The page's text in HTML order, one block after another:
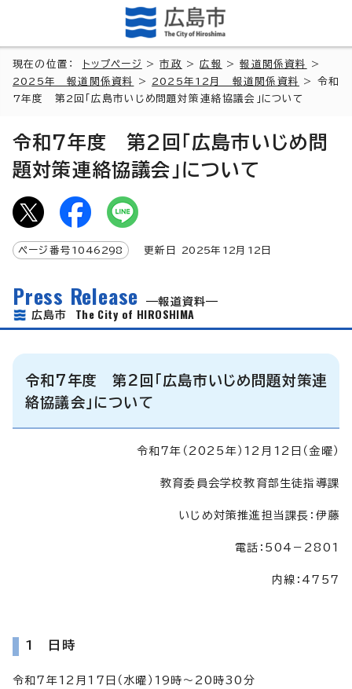
現在の位置： トップページ >市政 >広報 >報道関係資料
>
2025年 報道関係資料
> 2025年12月 報道関係資料
> 令和
7年度 第2回「広島市いじめ問題対策連絡協議会」について
令和7年度 第2回「広島市いじめ問
題対策連絡協議会」について
ページ番号 1046298 更新日 2025年 12月 12 日
Press Release
報道資料
広島市 The City of HIROSHIMA
令和7年度 第2回「広島市いじめ問題対策連
絡協議会」について
令和7年（2025年）12月12日（金曜）
教育委員会学校教育部生徒指導課
いじめ対策推進担当課長：伊藤
電話：504－2801
内線：4757
1 日時
令和7年12月17日（水曜）19時～20時30分